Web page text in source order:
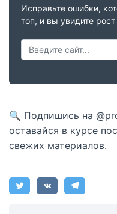
Исправьте ошибки,
топ, и вы увидите
🔍 Подпишись на
оставайся в курсе
свежих материалов.